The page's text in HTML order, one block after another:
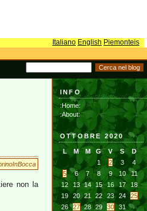
Italiano English Piemonteis
non la
INFO
:Home:
:About:
OTTOBRE 2020
L M M G V S
D
1
2 3
4
5
6 7 8 9 10
11
12
13 14 15 16 17
18
19
20 21 22 23 24
25
26
27 28 29 30
31